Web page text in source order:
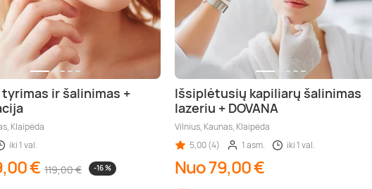
ir šalinimas +
Klaipėda
iki 1 val.
€ 119,00 € -16 %
Išsiplėtusių kapiliarų šalinimas
lazeriu + DOVANA
Vilnius, Kaunas, Klaipėda
5,00 (4)
1 asm. iki 1 val.
Nuo 79,00 €